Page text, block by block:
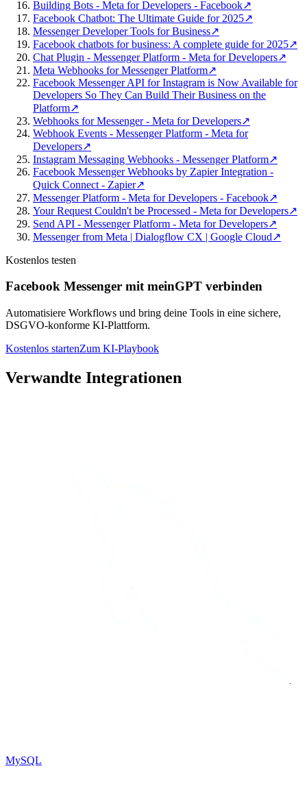
Building Bots - Meta for Developers - Facebook↗
Facebook Chatbot: The Ultimate Guide for 2025↗
Messenger Developer Tools for Business↗
Facebook chatbots for business: A complete guide for 2025↗
Chat Plugin - Messenger Platform - Meta for Developers↗
Meta Webhooks for Messenger Platform↗
Facebook Messenger API for Instagram is Now Available for
Developers So They Can Build Their Business on the
Platform↗
Webhooks for Messenger - Meta for Developers↗
Webhook Events - Messenger Platform - Meta for
Developers↗
Instagram Messaging Webhooks - Messenger Platform↗
Facebook Messenger Webhooks by Zapier Integration -
Quick Connect - Zapier↗
Messenger Platform - Meta for Developers - Facebook↗
Your Request Couldn't be Processed - Meta for Developers↗
Send API - Messenger Platform - Meta for Developers↗
Messenger from Meta | Dialogflow CX | Google Cloud↗
Kostenlos testen
Facebook Messenger mit meinGPT verbinden
Automatisiere Workflows und bring deine Tools in eine sichere,
DSGVO-konforme KI-Plattform.
Kostenlos startenZum KI-Playbook
Verwandte Integrationen
MySQL